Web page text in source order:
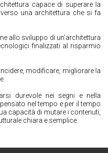
capace di superare la
una architettura che si fa
allo sviluppo di un’architettura
finalizzati al risparmio
modificare, migliorare la
durevole nei segni e nella
nel tempo e per il tempo
capacità di mutare i contenuti,
chiara e semplice.